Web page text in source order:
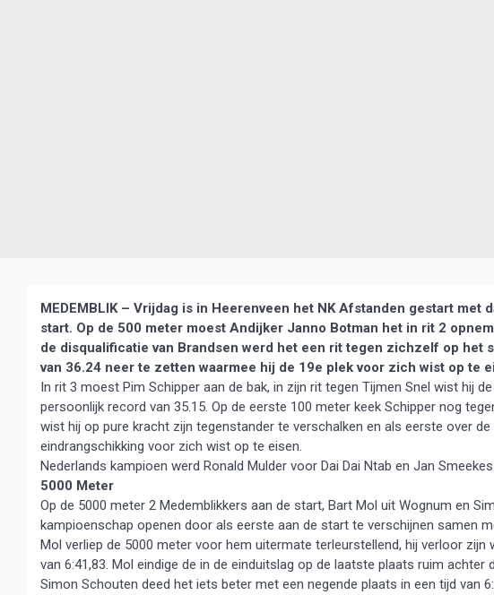
MEDEMBLIK – Vrijdag is in Heerenveen het NK Afstanden gestart
start. Op de 500 meter moest Andijker Janno Botman het in rit 2
de disqualificatie van Brandsen werd het een rit tegen zichzelf op het
van 36.24 neer te zetten waarmee hij de 19e plek voor zich wist op te
In rit 3 moest Pim Schipper aan de bak, in zijn rit tegen Tijmen Snel wist hij
persoonlijk record van 35.15. Op de eerste 100 meter keek Schipper nog
wist hij op pure kracht zijn tegenstander te verschalken en als eerste over
eindrangschikking voor zich wist op te eisen.
Nederlands kampioen werd Ronald Mulder voor Dai Dai Ntab en Jan
5000 Meter
Op de 5000 meter 2 Medemblikkers aan de start, Bart Mol uit Wognum en
kampioenschap openen door als eerste aan de start te verschijnen samen
Mol verliep de 5000 meter voor hem uitermate terleurstellend, hij verloor
van 6:41,83. Mol eindige de in de einduitslag op de laatste plaats ruim achter
Simon Schouten deed het iets beter met een negende plaats in een tijd van